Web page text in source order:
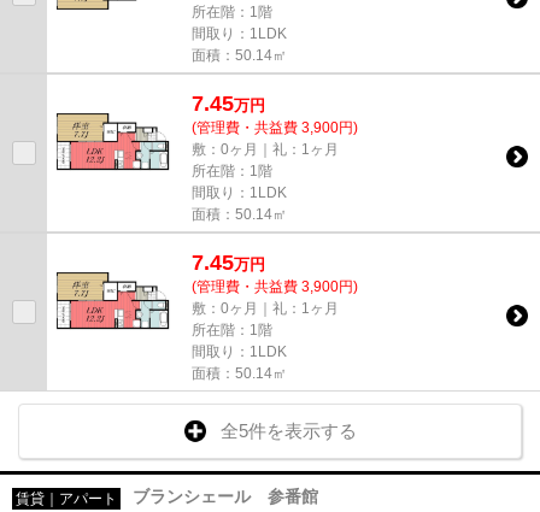
所在階：1階
間取り：1LDK
面積：50.14㎡
7.45万円
(管理費・共益費 3,900円)
敷：0ヶ月｜礼：1ヶ月
所在階：1階
間取り：1LDK
面積：50.14㎡
7.45万円
(管理費・共益費 3,900円)
敷：0ヶ月｜礼：1ヶ月
所在階：1階
間取り：1LDK
面積：50.14㎡
全5件を表示する
賃貸｜アパート ブランシェール 参番館